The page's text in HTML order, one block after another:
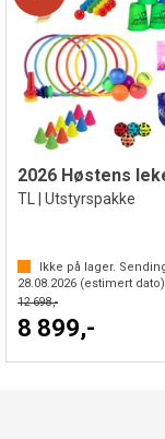
TL | Utstyrspakke
Ikke på lager.
28.08.2026 (estimert dato)
12 698,-
8 899,-